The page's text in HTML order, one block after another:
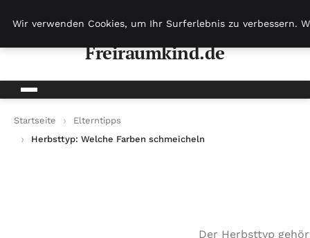
Freiraumkind.de
Startseite
Elterntipps
Herbsttyp: Welche Farben schmeicheln
Der Herbsttyp
Wir verwenden Cookies, um Ihr Surferlebnis zu